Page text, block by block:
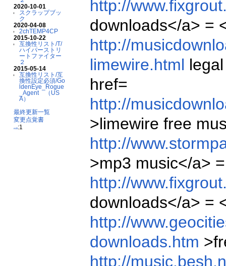
2020-10-01
スクラップブッ
ク
2020-04-08
2chTEMP4CP
2015-10-22
互換性リスト/T/
ハイパーストリ
ートファイター
２
2015-05-14
互換性リスト/互
換性設定必須/Go
ldenEye_Rogue
_Agent （US
A）
最終更新一覧
変更点覚書
edit:1
http://
downloads</a> =
http://
limewire.html
href=
http://
>limewire free
http://
>mp3 music</a>
http://
downloads</a> =
http://
downloads.htm
http://